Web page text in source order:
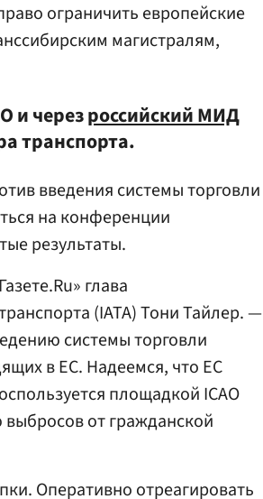
ограничить европейские
магистралям,
и черезроссийский МИД
транспорта.
введения системы торговли
на конференции
результаты.
глава
(IATA) Тони Тайлер. —
системы торговли
в ЕС. Надеемся, что ЕС
площадкой ICAO
от гражданской
Оперативно отреагировать